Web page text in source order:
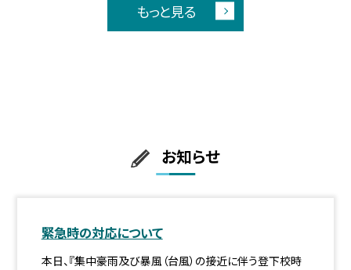
もっと見る
お知らせ
緊急時の対応について
本日、『集中豪雨及び暴風（台風）の接近に伴う登下校時